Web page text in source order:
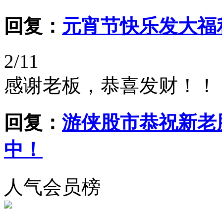
回复： 元宵节快乐发大
2/11
感谢老板，恭喜发财！！
回复： 游侠股市恭祝新
中！
人气会员榜